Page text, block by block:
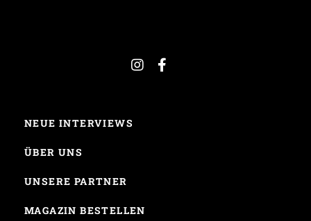
NEUE INTERVIEWS
ÜBER UNS
UNSERE PARTNER
MAGAZIN BESTELLEN